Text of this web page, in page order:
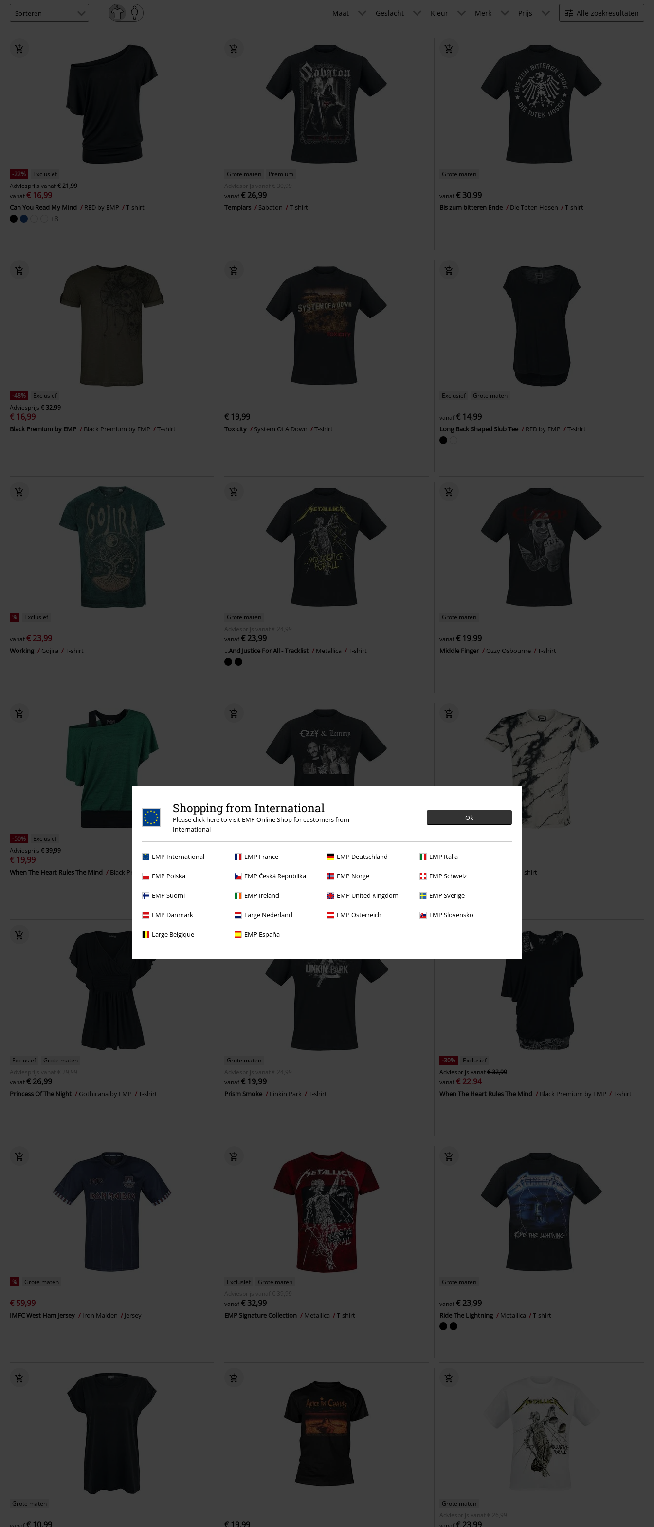
Shopping from International
Please click here to visit EMP Online Shop for customers from
International
Ok
EMP International EMP France EMP Deutschland EMP Italia
EMP Polska EMP Česká Republika EMP Norge EMP Schweiz
EMP Suomi EMP Ireland EMP United Kingdom EMP Sverige
EMP Danmark Large Nederland EMP Österreich EMP Slovensko
Large Belgique EMP España
Maat Geslacht Kleur Merk Prijs Alle zoekresultaten
-22%
Exclusief
Adviesprijs vanaf€ 21,99
vanaf€ 16,99
Can You Read My Mind RED by EMP T-shirt
+8
Grote maten
Premium
Adviesprijs
vanaf € 30,99
vanaf€ 26,99
Templars Sabaton T-shirt
Grote maten
vanaf€ 30,99
Bis zum bitteren Ende Die Toten Hosen T-shirt
-48%
Exclusief
Adviesprijs € 32,99
€ 16,99
Black Premium by EMP Black Premium by EMP T-shirt
€ 19,99
Toxicity System Of A Down T-shirt
Exclusief Grote maten
vanaf€ 14,99
Long Back Shaped Slub Tee RED by EMP T-shirt
% Exclusief
vanaf€ 23,99
Working Gojira T-shirt
Grote maten
Adviesprijs
vanaf € 24,99
vanaf€ 23,99
...And Justice For All - Tracklist Metallica T-shirt
Grote maten
vanaf€ 19,99
Middle Finger Ozzy Osbourne T-shirt
-50%
Exclusief
Adviesprijs € 39,99
€ 19,99
When The Heart Rules The Mind Black Premium by EMP
vanaf€ 19,99
Hellraiser Ozzy & Lemmy Ozzy Osbourne T-shirt
vanaf€ 14,44
Rebel Soul T-shirt
Exclusief
Grote maten
Adviesprijs
vanaf € 29,99
vanaf€ 26,99
Princess Of The Night Gothicana by EMP T-shirt
Grote maten
Adviesprijs
vanaf € 24,99
vanaf€ 19,99
Prism Smoke Linkin Park T-shirt
-30%
Exclusief
Adviesprijs vanaf€ 32,99
vanaf€ 22,94
When The Heart Rules The Mind Black Premium by EMP T-shirt
% Grote maten
€ 59,99
IMFC West Ham Jersey Iron Maiden Jersey
Exclusief
Grote maten
Adviesprijs
vanaf € 39,99
vanaf€ 32,99
EMP Signature Collection Metallica T-shirt
Grote maten
vanaf€ 23,99
Ride The Lightning Metallica T-shirt
Grote maten
vanaf€ 10,99 € 19,99
Grote maten
Adviesprijs
vanaf € 26,99
vanaf€ 23,99